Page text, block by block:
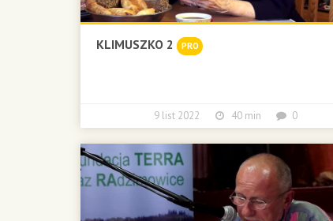
KLIMUSZKO 2 PRO
9 list 2022 40 min 0